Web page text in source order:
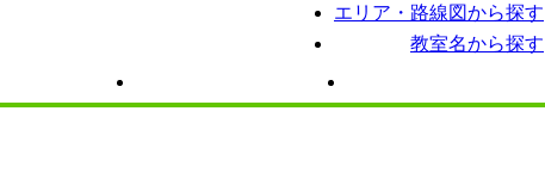
エリア・路線図から探す
教室名から探す